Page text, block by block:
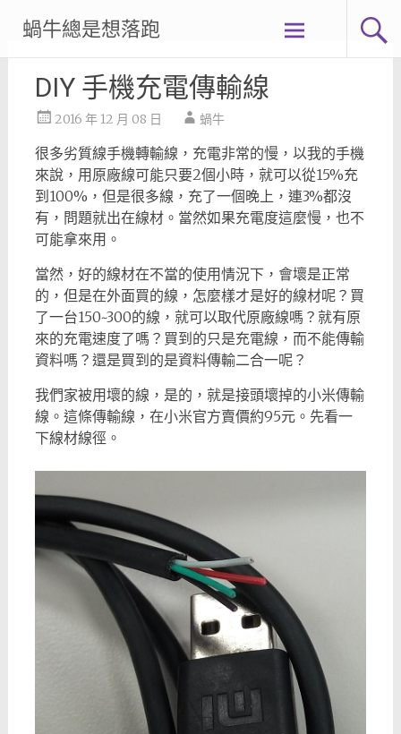
content
蝸牛總是想落跑
DIY 手機充電傳輸線
2016 年 12 月 08 日 蝸牛
很多劣質線手機轉輸線，充電非常的慢，以我的手機
來說，用原廠線可能只要2個小時，就可以從15%充
到100%，但是很多線，充了一個晚上，連3%都沒
有，問題就出在線材。當然如果充電度這麼慢，也不
可能拿來用。
當然，好的線材在不當的使用情況下，會壞是正常
的，但是在外面買的線，怎麼樣才是好的線材呢？買
了一台150~300的線，就可以取代原廠線嗎？就有原
來的充電速度了嗎？買到的只是充電線，而不能傳輸
資料嗎？還是買到的是資料傳輸二合一呢？
我們家被用壞的線，是的，就是接頭壞掉的小米傳輸
線。這條傳輸線，在小米官方賣價約95元。先看一
下線材線徑。